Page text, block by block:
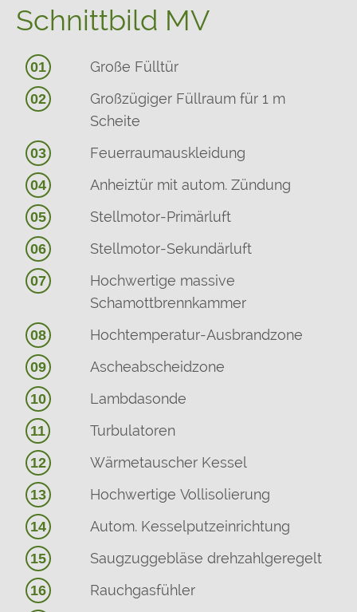
Schnittbild MV
01 Große Fülltür
02
Großzügiger Füllraum für 1 m
Scheite
03 Feuerraumauskleidung
04 Anheiztür mit autom. Zündung
05 Stellmotor-Primärluft
06 Stellmotor-Sekundärluft
07
Hochwertige massive
Schamottbrennkammer
08 Hochtemperatur-Ausbrandzone
09 Ascheabscheidzone
10 Lambdasonde
11 Turbulatoren
12 Wärmetauscher Kessel
13 Hochwertige Vollisolierung
14 Autom. Kesselputzeinrichtung
15 Saugzuggebläse drehzahlgeregelt
16 Rauchgasfühler